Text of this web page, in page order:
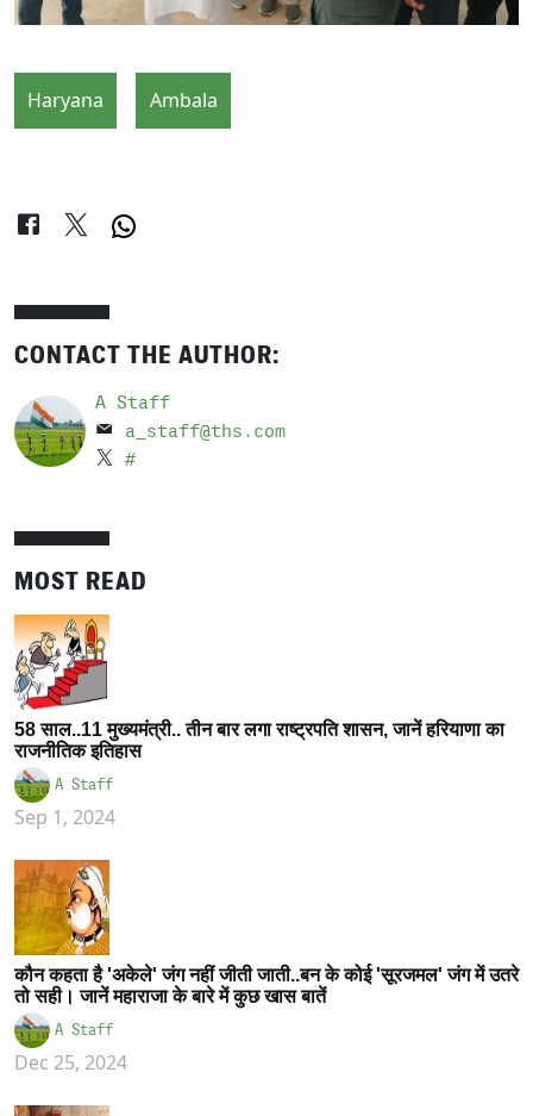
Haryana Ambala
CONTACT THE AUTHOR:
A Staff
a_staff@ths.com
#
MOST READ
58 साल..11 मुख्यमंत्री.. तीन बार लगा राष्ट्रपति शासन, जानें हरियाणा का
राजनीतिक इतिहास
A Staff
Sep 1, 2024
कौन कहता है 'अकेले' जंग नहीं जीती जाती..बन के कोई 'सूरजमल' जंग में उतरे
तो सही। जानें महाराजा के बारे में कुछ खास बातें
A Staff
Dec 25, 2024